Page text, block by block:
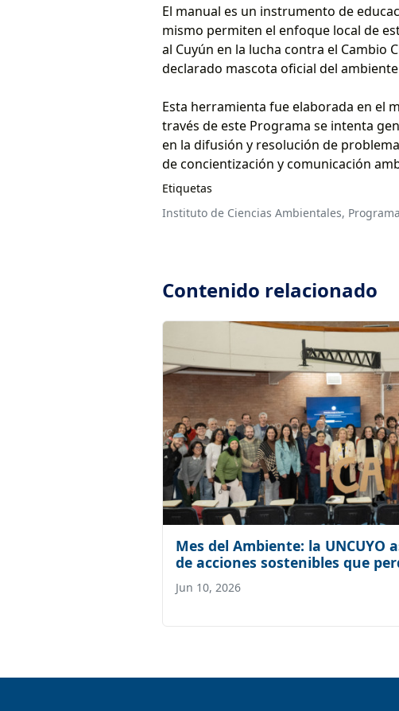
El manual es un instrumento de
mismo permiten el enfoque local de
al Cuyún en la lucha contra el Cambio
declarado mascota oficial del
Esta herramienta fue elaborada en el
través de este Programa se intenta
en la difusión y resolución de
de concientización y comunicación
Etiquetas
Instituto de Ciencias Ambientales,
Contenido relacionado
Mes del Ambiente: la UNCUYO
de acciones sostenibles que
Jun 10, 2026